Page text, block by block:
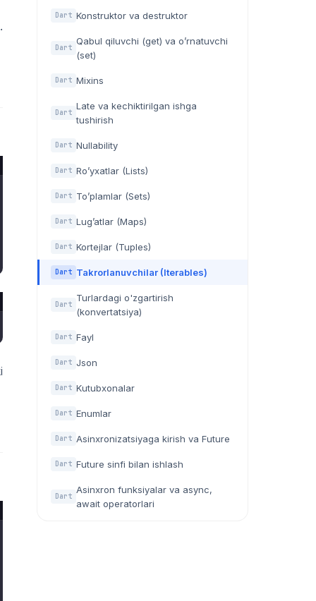
Dart Konstruktor va destruktor
Dart
Qabul qiluvchi (get) va o’rnatuvchi
(set)
Dart Mixins
Dart
Late va kechiktirilgan ishga
tushirish
Dart Nullability
Dart Ro’yxatlar (Lists)
Dart To’plamlar (Sets)
Dart Lug’atlar (Maps)
Dart Kortejlar (Tuples)
Dart Takrorlanuvchilar (Iterables)
Dart
Turlardagi o'zgartirish
(konvertatsiya)
Dart Fayl
Dart Json
Dart Kutubxonalar
Dart Enumlar
Dart Asinxronizatsiyaga kirish va Future
Dart Future sinfi bilan ishlash
Dart
Asinxron funksiyalar va async,
await operatorlari